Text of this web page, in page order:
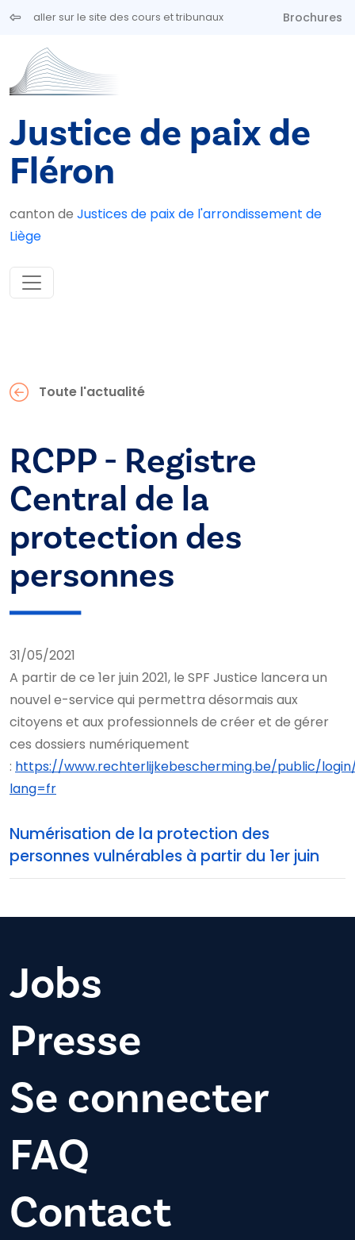
Aller au contenu principal
aller sur le site des cours et tribunaux Brochures
Justice de paix de
Fléron
canton de Justices de paix de l'arrondissement de
Liège
Toute l'actualité
RCPP - Registre
Central de la
protection des
personnes
31/05/2021
A partir de ce 1er juin 2021, le SPF Justice lancera un
nouvel e-service qui permettra désormais aux
citoyens et aux professionnels de créer et de gérer
ces dossiers numériquement
: https://www.rechterlijkebescherming.be/public/
lang=fr
Numérisation de la protection des
personnes vulnérables à partir du 1er juin
Jobs
Presse
Se connecter
FAQ
Contact